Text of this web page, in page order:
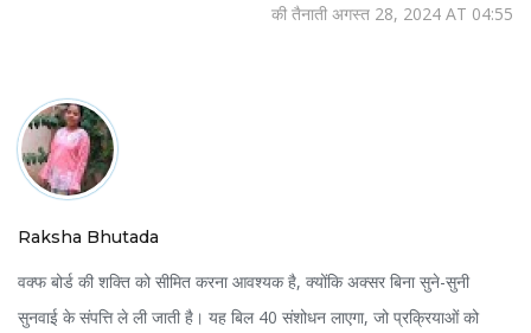
की तैनाती अगस्त 28, 2024 AT 04:55
Raksha Bhutada
वक्फ बोर्ड की शक्ति को सीमित करना आवश्यक है, क्योंकि अक्सर बिना सुने-सुनी
सुनवाई के संपत्ति ले ली जाती है। यह बिल 40 संशोधन लाएगा, जो प्रक्रियाओं को